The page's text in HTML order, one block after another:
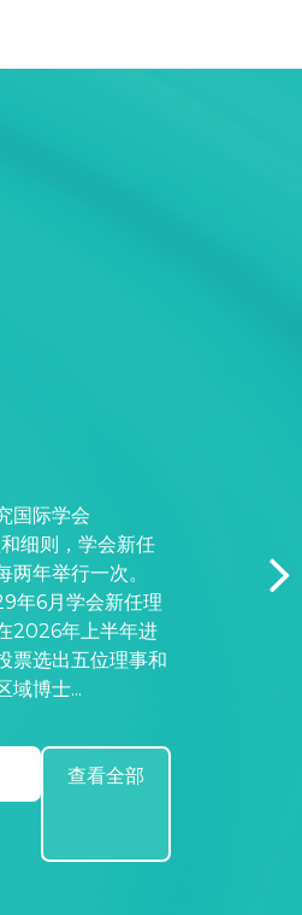
国际学会
细则，学会新任
两年举行一次。
年6月学会新任理
2026年上半年进
票选出五位理事和
域博士...
查看全部
查看全部